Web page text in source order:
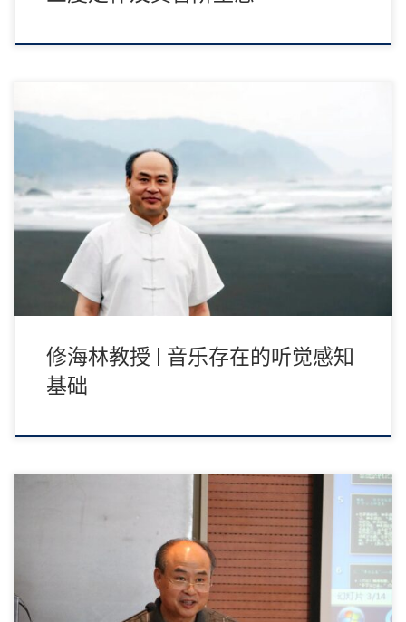
音乐存在的听觉感知基础 修海林 音乐是一种存在。那么，音乐如
何存在？音乐的存在方式是什么？这不仅是音 […]
修海林教授 | 音乐存在的听觉感知
基础
摘要：本文在“两周礼乐文化研究”论域及本专栏的构思框架中，专
设四题，在现有研究成果的基础上，或择述其 […]